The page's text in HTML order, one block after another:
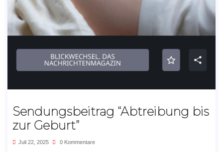
Sendungsbeitrag “Abtreibung bis
zur Geburt”
Juli 22, 2025 0 Kommentare